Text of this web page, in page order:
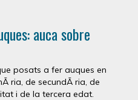
auca sobre
posats a fer auques en
ria, de secundÃ ria, de
i de la tercera edat.